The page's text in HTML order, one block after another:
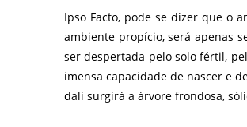
Ipso Facto, pode se dizer que o
ambiente propício, será apenas
ser despertada pelo solo fértil,
imensa capacidade de nascer e
dali surgirá a árvore frondosa,